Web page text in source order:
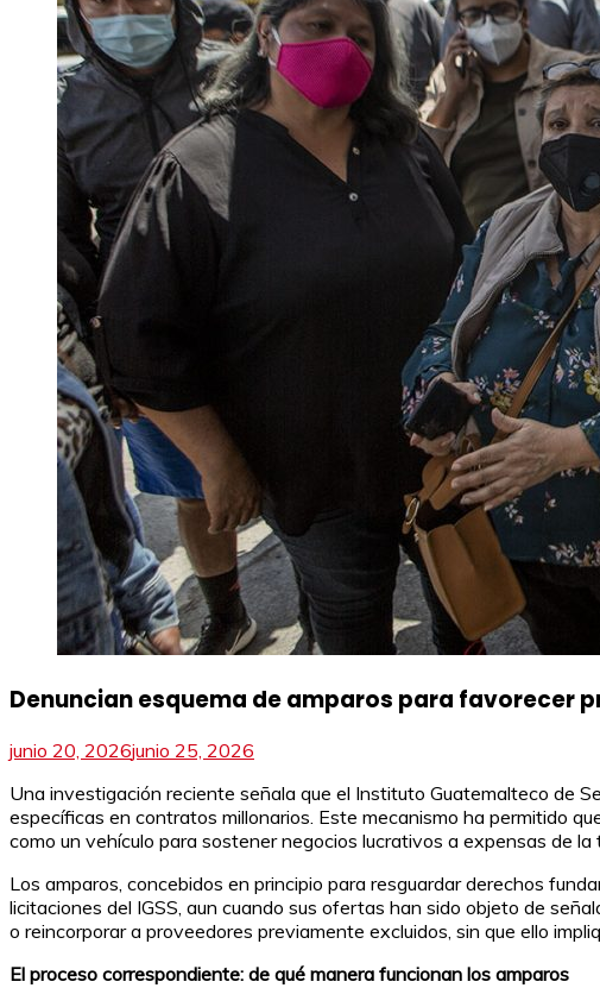
Denuncian esquema de amparos para favorecer
junio 20, 2026junio 25, 2026
Una investigación reciente señala que el Instituto Guatemalteco de
específicas en contratos millonarios. Este mecanismo ha permitido
como un vehículo para sostener negocios lucrativos a expensas de
Los amparos, concebidos en principio para resguardar derechos
licitaciones del IGSS, aun cuando sus ofertas han sido objeto de
o reincorporar a proveedores previamente excluidos, sin que ello
El proceso correspondiente: de qué manera funcionan los amparos